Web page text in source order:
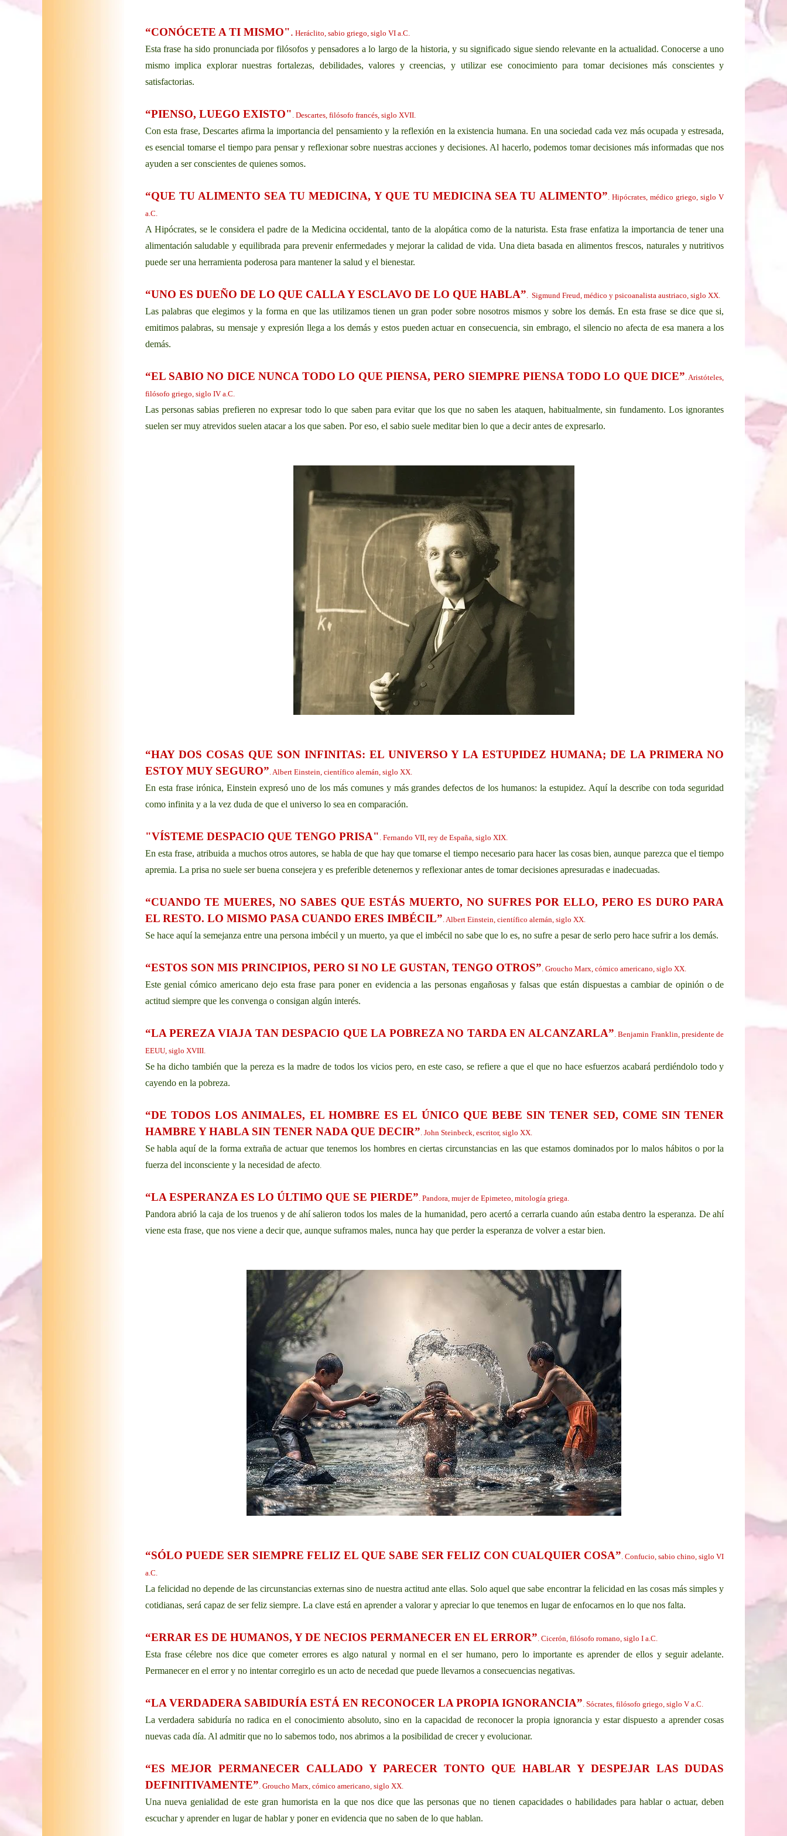
“CONÓCETE A TI MISMO". Heráclito, sabio griego, siglo VI a.C.
Esta frase ha sido pronunciada por filósofos y pensadores a lo largo de la historia, y su significado sigue siendo relevante en la actualidad. Conocerse a uno
mismo implica explorar nuestras fortalezas, debilidades, valores y creencias, y utilizar ese conocimiento para tomar decisiones más conscientes y
satisfactorias.
“PIENSO, LUEGO EXISTO" . Descartes, filósofo francés, siglo XVII.
Con esta frase, Descartes afirma la importancia del pensamiento y la reflexión en la existencia humana. En una sociedad cada vez más ocupada y estresada,
es esencial tomarse el tiempo para pensar y reflexionar sobre nuestras acciones y decisiones. Al hacerlo, podemos tomar decisiones más informadas que nos
ayuden a ser conscientes de quienes somos.
“QUE TU ALIMENTO SEA TU MEDICINA, Y QUE TU MEDICINA SEA TU ALIMENTO”. Hipócrates, médico griego, siglo V
a.C.
A Hipócrates, se le considera el padre de la Medicina occidental, tanto de la alopática como de la naturista. Esta frase enfatiza la importancia de tener una
alimentación saludable y equilibrada para prevenir enfermedades y mejorar la calidad de vida. Una dieta basada en alimentos frescos, naturales y nutritivos
puede ser una herramienta poderosa para mantener la salud y el bienestar.
“UNO ES DUEÑO DE LO QUE CALLA Y ESCLAVO DE LO QUE HABLA”. Sigmund Freud, médico y psicoanalista austriaco, siglo XX.
Las palabras que elegimos y la forma en que las utilizamos tienen un gran poder sobre nosotros mismos y sobre los demás. En esta frase se dice que si,
emitimos palabras, su mensaje y expresión llega a los demás y estos pueden actuar en consecuencia, sin embrago, el silencio no afecta de esa manera a los
demás.
“EL SABIO NO DICE NUNCA TODO LO QUE PIENSA, PERO SIEMPRE PIENSA TODO LO QUE DICE”. Aristóteles,
filósofo griego, siglo IV a.C.
Las personas sabias prefieren no expresar todo lo que saben para evitar que los que no saben les ataquen, habitualmente, sin fundamento. Los ignorantes
suelen ser muy atrevidos suelen atacar a los que saben. Por eso, el sabio suele meditar bien lo que a decir antes de expresarlo.
“HAY DOS COSAS QUE SON INFINITAS: EL UNIVERSO Y LA ESTUPIDEZ HUMANA; DE LA PRIMERA NO
ESTOY MUY SEGURO”. Albert Einstein, científico alemán, siglo XX.
En esta frase irónica, Einstein expresó uno de los más comunes y más grandes defectos de los humanos: la estupidez. Aquí la describe con toda seguridad
como infinita y a la vez duda de que el universo lo sea en comparación.
"VÍSTEME DESPACIO QUE TENGO PRISA" . Fernando VII, rey de España, siglo XIX.
En esta frase, atribuida a muchos otros autores, se habla de que hay que tomarse el tiempo necesario para hacer las cosas bien, aunque parezca que el tiempo
apremia. La prisa no suele ser buena consejera y es preferible detenernos y reflexionar antes de tomar decisiones apresuradas e inadecuadas.
“CUANDO TE MUERES, NO SABES QUE ESTÁS MUERTO, NO SUFRES POR ELLO, PERO ES DURO PARA
EL RESTO. LO MISMO PASA CUANDO ERES IMBÉCIL”. Albert Einstein, científico alemán, siglo XX.
Se hace aquí la semejanza entre una persona imbécil y un muerto, ya que el imbécil no sabe que lo es, no sufre a pesar de serlo pero hace sufrir a los demás.
“ESTOS SON MIS PRINCIPIOS, PERO SI NO LE GUSTAN, TENGO OTROS”. Groucho Marx, cómico americano, siglo XX.
Este genial cómico americano dejo esta frase para poner en evidencia a las personas engañosas y falsas que están dispuestas a cambiar de opinión o de
actitud siempre que les convenga o consigan algún interés.
“LA PEREZA VIAJA TAN DESPACIO QUE LA POBREZA NO TARDA EN ALCANZARLA”. Benjamin Franklin, presidente de
EEUU, siglo XVIII.
Se ha dicho también que la pereza es la madre de todos los vicios pero, en este caso, se refiere a que el que no hace esfuerzos acabará perdiéndolo todo y
cayendo en la pobreza.
“DE TODOS LOS ANIMALES, EL HOMBRE ES EL ÚNICO QUE BEBE SIN TENER SED, COME SIN TENER
HAMBRE Y HABLA SIN TENER NADA QUE DECIR”. John Steinbeck, escritor, siglo XX.
Se habla aquí de la forma extraña de actuar que tenemos los hombres en ciertas circunstancias en las que estamos dominados por lo malos hábitos o por la
fuerza del inconsciente y la necesidad de afecto.
“LA ESPERANZA ES LO ÚLTIMO QUE SE PIERDE”. Pandora, mujer de Epimeteo, mitología griega.
Pandora abrió la caja de los truenos y de ahí salieron todos los males de la humanidad, pero acertó a cerrarla cuando aún estaba dentro la esperanza. De ahí
viene esta frase, que nos viene a decir que, aunque suframos males, nunca hay que perder la esperanza de volver a estar bien.
“SÓLO PUEDE SER SIEMPRE FELIZ EL QUE SABE SER FELIZ CON CUALQUIER COSA”. Confucio, sabio chino, siglo VI
a.C.
La felicidad no depende de las circunstancias externas sino de nuestra actitud ante ellas. Solo aquel que sabe encontrar la felicidad en las cosas más simples y
cotidianas, será capaz de ser feliz siempre. La clave está en aprender a valorar y apreciar lo que tenemos en lugar de enfocarnos en lo que nos falta.
“ERRAR ES DE HUMANOS, Y DE NECIOS PERMANECER EN EL ERROR”. Cicerón, filósofo romano, siglo I a.C.
Esta frase célebre nos dice que cometer errores es algo natural y normal en el ser humano, pero lo importante es aprender de ellos y seguir adelante.
Permanecer en el error y no intentar corregirlo es un acto de necedad que puede llevarnos a consecuencias negativas.
“LA VERDADERA SABIDURÍA ESTÁ EN RECONOCER LA PROPIA IGNORANCIA”. Sócrates, filósofo griego, siglo V a.C.
La verdadera sabiduría no radica en el conocimiento absoluto, sino en la capacidad de reconocer la propia ignorancia y estar dispuesto a aprender cosas
nuevas cada día. Al admitir que no lo sabemos todo, nos abrimos a la posibilidad de crecer y evolucionar.
“ES MEJOR PERMANECER CALLADO Y PARECER TONTO QUE HABLAR Y DESPEJAR LAS DUDAS
DEFINITIVAMENTE”. Groucho Marx, cómico americano, siglo XX.
Una nueva genialidad de este gran humorista en la que nos dice que las personas que no tienen capacidades o habilidades para hablar o actuar, deben
escuchar y aprender en lugar de hablar y poner en evidencia que no saben de lo que hablan.